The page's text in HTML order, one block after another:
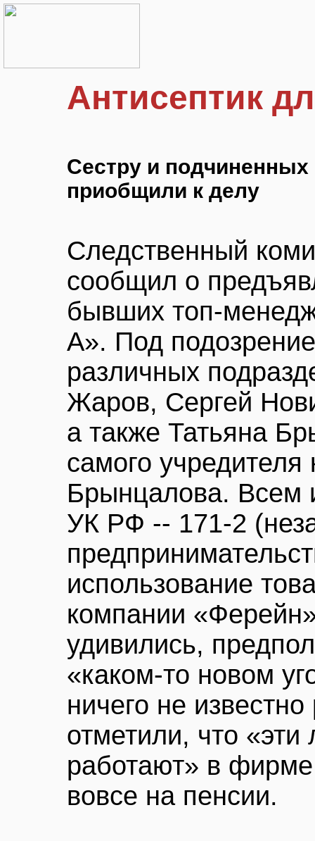
Антисептик
Сестру и
приобщили к делу
Следственный
сообщил о
бывших топ-
А». Под
различных
Жаров, Сергей
а также Татьяна
самого
Брынцалова. Всем
УК РФ -- 171-2
использование
компании
удивились,
«каком-то новом
ничего не
отметили, что
работают» в
вовсе на пенсии.